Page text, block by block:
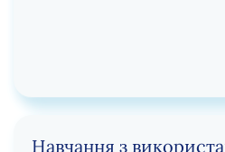
Навчання з